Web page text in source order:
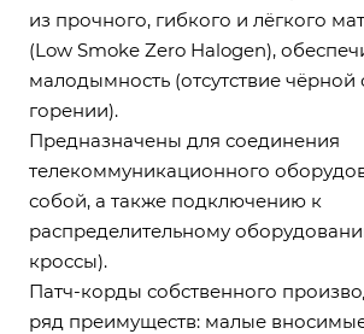
из прочного, гибкого и лёгкого
(Low Smoke Zero Halogen),
малодымность (отсутствие
горении).
Предназначены для соединения
телекоммуникационного
собой, а также подключению к
распределительному
кроссы).
Патч-корды собственного
ряд преимуществ: малые